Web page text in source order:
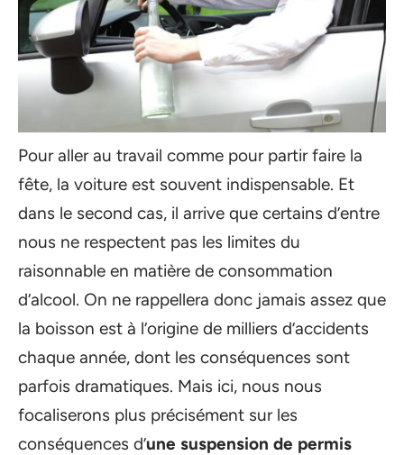
Pour aller au travail comme pour partir faire la
fête, la voiture est souvent indispensable. Et
dans le second cas, il arrive que certains d’entre
nous ne respectent pas les limites du
raisonnable en matière de consommation
d’alcool. On ne rappellera donc jamais assez que
la boisson est à l’origine de milliers d’accidents
chaque année, dont les conséquences sont
parfois dramatiques. Mais ici, nous nous
focaliserons plus précisément sur les
conséquences d’une suspension de permis